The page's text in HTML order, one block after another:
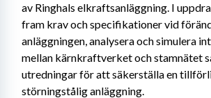
av Ringhals elkraftsanläggning. I
fram krav och specifikationer vid
anläggningen, analysera och simulera
mellan kärnkraftverket och stamnätet
utredningar för att säkerställa en
störningstålig anläggning.